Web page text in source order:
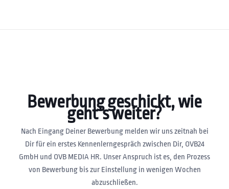
Bewerbung geschickt, wie
geht’s weiter?
Nach Eingang Deiner Bewerbung melden wir uns zeitnah bei
Dir für ein erstes Kennenlerngespräch zwischen Dir, OVB24
GmbH und OVB MEDIA HR. Unser Anspruch ist es, den Prozess
von Bewerbung bis zur Einstellung in wenigen Wochen
abzuschließen.